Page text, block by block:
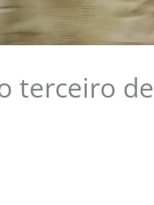
terceiro